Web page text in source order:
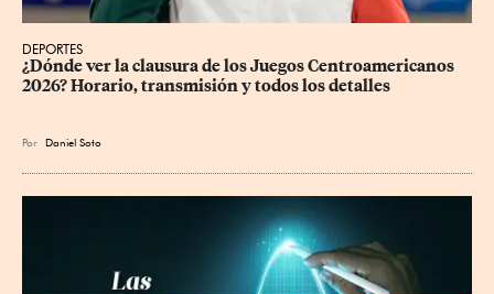
DEPORTES
¿Dónde ver la clausura de los Juegos Centroamericanos
2026? Horario, transmisión y todos los detalles
Por Daniel Soto